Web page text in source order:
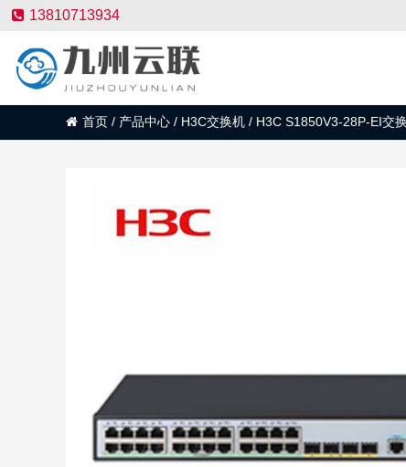
13810713934
首页 / 产品中心 / H3C交换机 / H3C S1850V3-28P-EI交